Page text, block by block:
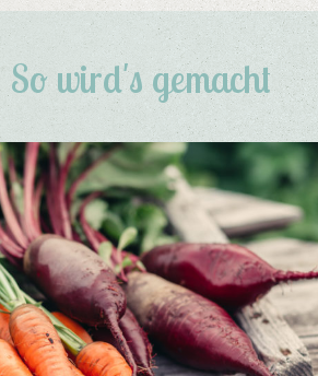
So wird's gemacht